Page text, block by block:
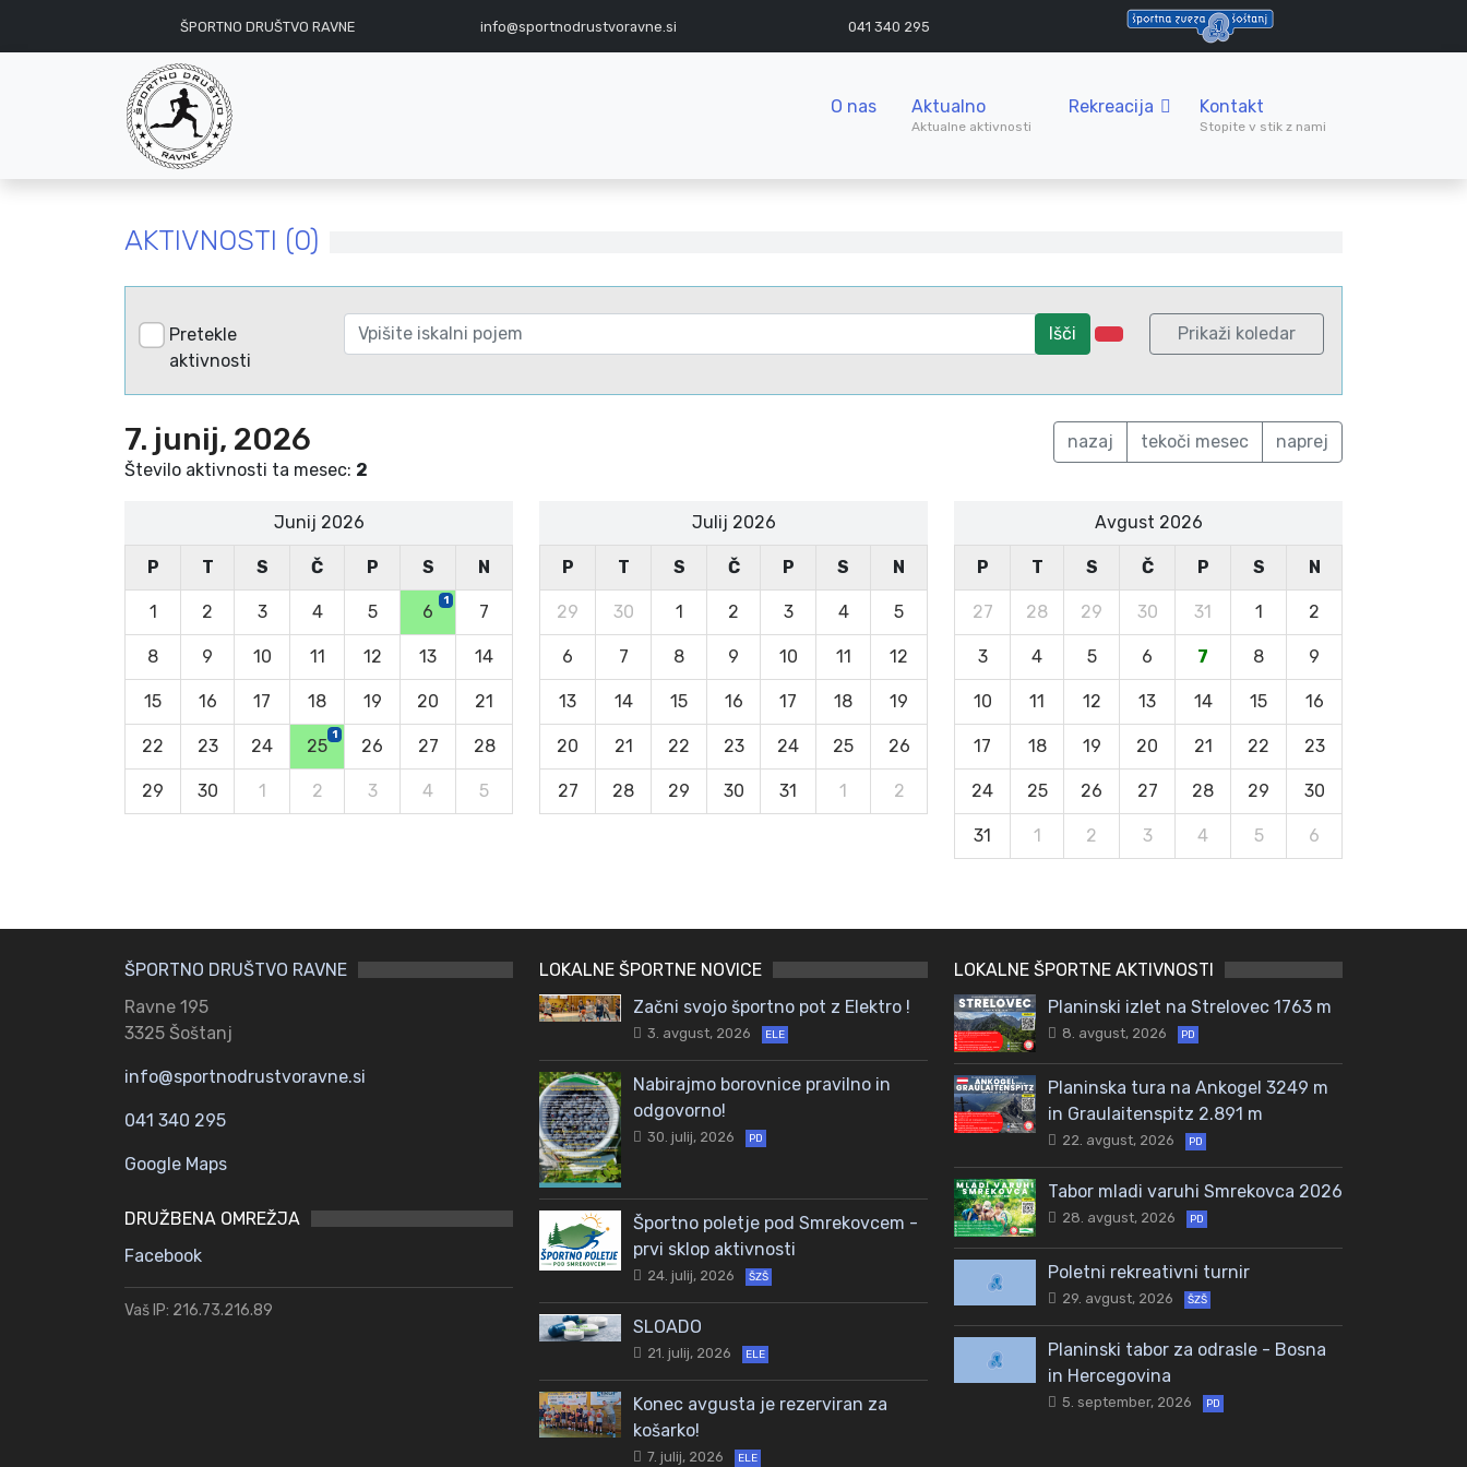
ŠPORTNO DRUŠTVO RAVNE info@sportnodrustvoravne.si 041 340 295
O nas Aktualno
Aktualne aktivnosti
Rekreacija Kontakt
Stopite v stik z nami
AKTIVNOSTI (0)
Pretekle
aktivnosti
Išči Prikaži koledar
7. junij, 2026
Število aktivnosti ta mesec: 2
nazaj tekoči mesec naprej
Junij 2026
P T S Č P S N
1 2 3 4 5 6
1
7
8 9 10 11 12 13 14
15 16 17 18 19 20 21
22 23 24 25
1
26 27 28
29 30 1 2 3 4 5
Julij 2026
P T S Č P S N
29 30 1 2 3 4 5
6 7 8 9 10 11 12
13 14 15 16 17 18 19
20 21 22 23 24 25 26
27 28 29 30 31 1 2
Avgust 2026
P T S Č P S N
27 28 29 30 31 1 2
3 4 5 6 7 8 9
10 11 12 13 14 15 16
17 18 19 20 21 22 23
24 25 26 27 28 29 30
31 1 2 3 4 5 6
ŠPORTNO DRUŠTVO RAVNE
Ravne 195
3325 Šoštanj
info@sportnodrustvoravne.si
041 340 295
Google Maps
DRUŽBENA OMREŽJA
Facebook
Vaš IP: 216.73.216.89
LOKALNE ŠPORTNE NOVICE
Začni svojo športno pot z Elektro !
3. avgust, 2026 ELE
Nabirajmo borovnice pravilno in
odgovorno!
30. julij, 2026 PD
Športno poletje pod Smrekovcem -
prvi sklop aktivnosti
24. julij, 2026 ŠZŠ
SLOADO
21. julij, 2026 ELE
Konec avgusta je rezerviran za
košarko!
7. julij, 2026 ELE
LOKALNE ŠPORTNE AKTIVNOSTI
Planinski izlet na Strelovec 1763 m
8. avgust, 2026 PD
Planinska tura na Ankogel 3249 m
in Graulaitenspitz 2.891 m
22. avgust, 2026 PD
Tabor mladi varuhi Smrekovca 2026
28. avgust, 2026 PD
Poletni rekreativni turnir
29. avgust, 2026 ŠZŠ
Planinski tabor za odrasle - Bosna
in Hercegovina
5. september, 2026 PD